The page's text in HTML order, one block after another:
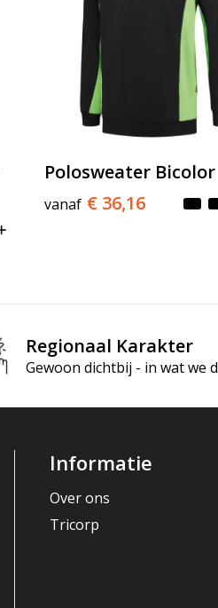
Polosweater Bicolor
vanaf € 36,16
Regionaal Karakter
Gewoon dichtbij - in wat we
Informatie
Over ons
Tricorp